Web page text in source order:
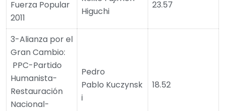
Fuerza Popular
2011
Higuchi
23.57
3-Alianza por el
Gran Cambio:
PPC-Partido
Humanista-
Restauración
Nacional-
Pedro
Pablo Kuczynsk
i
18.52